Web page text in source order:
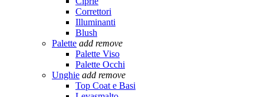
Correttori
Illuminanti
Blush
Palette add remove
Palette Viso
Palette Occhi
Unghie add remove
Top Coat e Basi